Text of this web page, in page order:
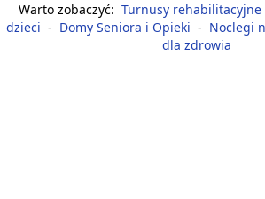
Warto zobaczyć: Turnusy rehabilitacyjne
dzieci - Domy Seniora i Opieki - Noclegi
dla zdrowia